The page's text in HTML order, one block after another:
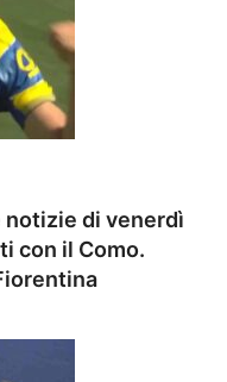
di venerdì
con il Como.